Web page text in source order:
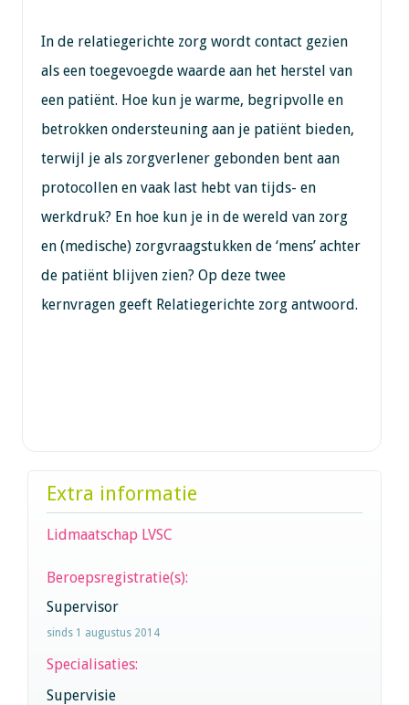
In de relatiegerichte zorg wordt contact gezien
als een toegevoegde waarde aan het herstel van
een patiënt. Hoe kun je warme, begripvolle en
betrokken ondersteuning aan je patiënt bieden,
terwijl je als zorgverlener gebonden bent aan
protocollen en vaak last hebt van tijds- en
werkdruk? En hoe kun je in de wereld van zorg
en (medische) zorgvraagstukken de ‘mens’ achter
de patiënt blijven zien? Op deze twee
kernvragen geeft Relatiegerichte zorg antwoord.
Extra informatie
Lidmaatschap LVSC
Beroepsregistratie(s):
Supervisor
sinds 1 augustus 2014
Specialisaties:
Supervisie